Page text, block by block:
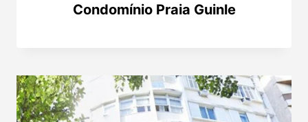
Condomínio Praia Guinle